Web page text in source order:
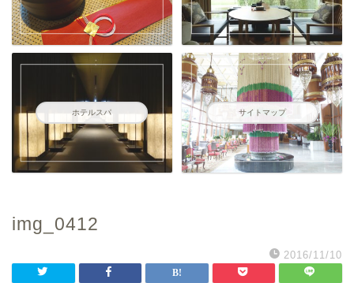
ホテルスパ サイトマップ
img_0412
2016/11/10